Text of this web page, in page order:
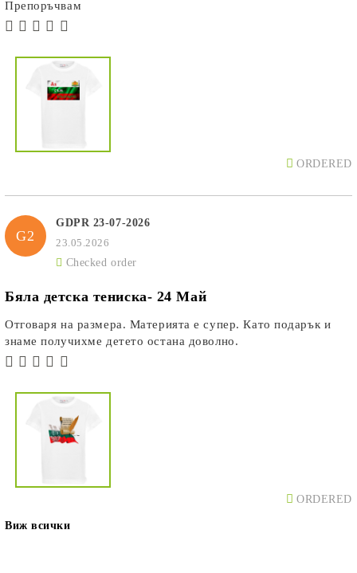
Препоръчвам
ORDERED
G2
GDPR 23-07-2026
23.05.2026
Checked order
Бяла детска тениска- 24 Май
Отговаря на размера. Материята е супер. Като подарък и
знаме получихме детето остана доволно.
ORDERED
Виж всички